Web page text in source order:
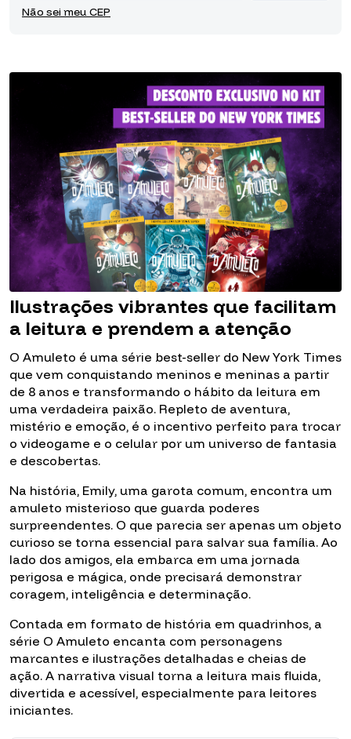
Não sei meu CEP
Ilustrações vibrantes que facilitam
a leitura e prendem a atenção
O Amuleto é uma série best-seller do New York Times
que vem conquistando meninos e meninas a partir
de 8 anos e transformando o hábito da leitura em
uma verdadeira paixão. Repleto de aventura,
mistério e emoção, é o incentivo perfeito para trocar
o videogame e o celular por um universo de fantasia
e descobertas.
Na história, Emily, uma garota comum, encontra um
amuleto misterioso que guarda poderes
surpreendentes. O que parecia ser apenas um objeto
curioso se torna essencial para salvar sua família. Ao
lado dos amigos, ela embarca em uma jornada
perigosa e mágica, onde precisará demonstrar
coragem, inteligência e determinação.
Contada em formato de história em quadrinhos, a
série O Amuleto encanta com personagens
marcantes e ilustrações detalhadas e cheias de
ação. A narrativa visual torna a leitura mais fluida,
divertida e acessível, especialmente para leitores
iniciantes.